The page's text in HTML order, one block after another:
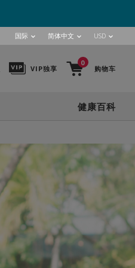
国际 简体中文 USD
VIP独享
0
购物车
健康百科